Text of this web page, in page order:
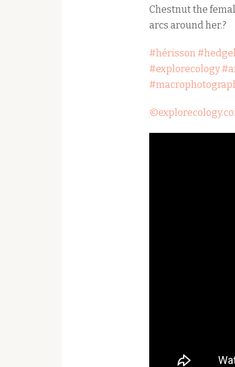
Chestnut the
arcs around her.?
#hérisson
#explorecology